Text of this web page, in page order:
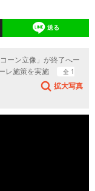
送る
ーン立像」が終了へー
レ施策を実施
全 1
拡大写真